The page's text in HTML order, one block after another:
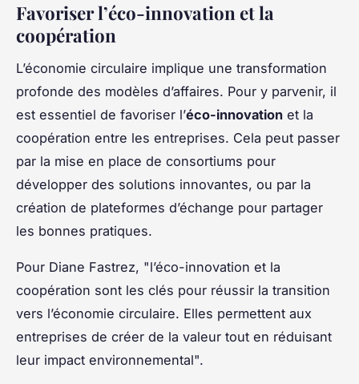
Favoriser l’éco-innovation et la
coopération
L’économie circulaire implique une transformation
profonde des modèles d’affaires. Pour y parvenir, il
est essentiel de favoriser l’éco-innovation et la
coopération entre les entreprises. Cela peut passer
par la mise en place de consortiums pour
développer des solutions innovantes, ou par la
création de plateformes d’échange pour partager
les bonnes pratiques.
Pour Diane Fastrez, "l’éco-innovation et la
coopération sont les clés pour réussir la transition
vers l’économie circulaire. Elles permettent aux
entreprises de créer de la valeur tout en réduisant
leur impact environnemental".